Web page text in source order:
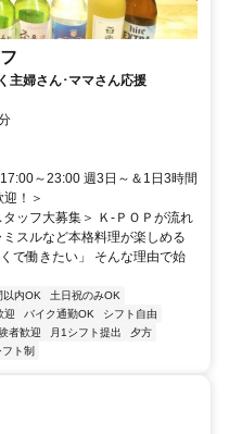
主婦さん･ママさん応援
～23:00 週3日～＆1日3時間
！＞
ッフ大募集＞ Ｋ-ＰＯＰが流れ
スルなど本格料理が楽しめる
で働きたい」 そんな理由で始
以内OK
土日祝のみOK
迎 バイク通勤OK
シフト自由
者歓迎 月1シフト提出
夕方
フト制